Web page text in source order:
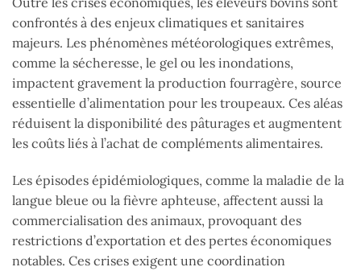
confrontés à des enjeux climatiques et sanitaires
majeurs. Les phénomènes météorologiques extrêmes,
comme la sécheresse, le gel ou les inondations,
impactent gravement la production fourragère, source
essentielle d’alimentation pour les troupeaux. Ces aléas
réduisent la disponibilité des pâturages et augmentent
les coûts liés à l’achat de compléments alimentaires.
Les épisodes épidémiologiques, comme la maladie de la
langue bleue ou la fièvre aphteuse, affectent aussi la
commercialisation des animaux, provoquant des
restrictions d’exportation et des pertes économiques
notables. Ces crises exigent une coordination